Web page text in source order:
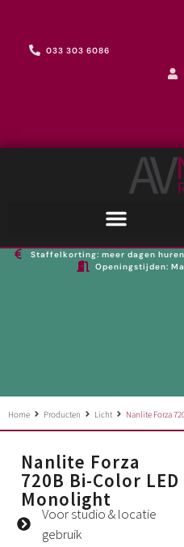
033 303 6086
Staffelkorting: meer dagen
Openingstijden:
Home Producten Licht Nanlite Forza
Nanlite Forza
720B Bi-Color LED
Monolight
Voor studio & locatie
gebruik